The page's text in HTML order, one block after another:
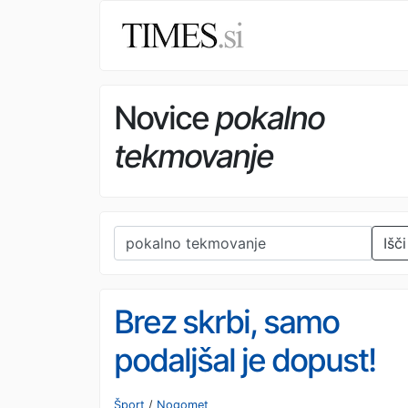
Novicepokalno
tekmovanje
Išči
Brez skrbi, samo
podaljšal je dopust!
Heung-min Son stopil
Šport / Nogomet